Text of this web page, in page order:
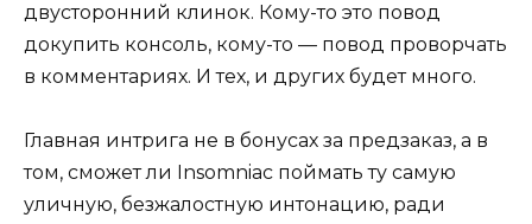
двусторонний клинок. Кому-то это повод
докупить консоль, кому-то — повод проворчать
в комментариях. И тех, и других будет много.
Главная интрига не в бонусах за предзаказ, а в
том, сможет ли Insomniac поймать ту самую
уличную, безжалостную интонацию, ради